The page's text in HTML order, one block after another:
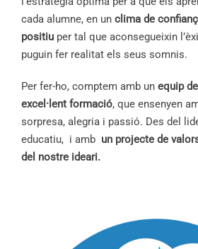
cada alumne, en un clima de
positiu per tal que aconsegueixin
puguin fer realitat els seus somnis.
Per fer-ho, comptem amb un equip
excel·lent formació, que ensenyen
sorpresa, alegria i passió. Des del
educatiu, i amb un projecte de
del nostre ideari.